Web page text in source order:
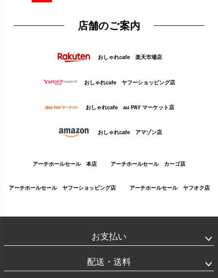
店舗のご案内
おしゃれcafe 楽天市場店
おしゃれcafe ヤフーショッピング店
おしゃれcafe au PAY マーケット店
おしゃれcafe アマゾン店
アーチホールセール 本店 アーチホールセール カーゴ店
アーチホールセール ヤフーショッピング店 アーチホールセール ヤフオク店
お支払い
配送・送料